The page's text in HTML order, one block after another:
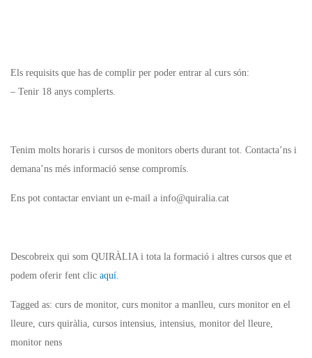
Els requisits que has de complir per poder entrar al curs són:
– Tenir 18 anys complerts.
Tenim molts horaris i cursos de monitors oberts durant tot. Contacta’ns i
demana’ns més informació sense compromís.
Ens pot contactar enviant un e-mail a info@quiralia.cat
Descobreix qui som QUIRÀLIA i tota la formació i altres cursos que et
podem oferir fent clic aquí.
Tagged as: curs de monitor, curs monitor a manlleu, curs monitor en el
lleure, curs quiràlia, cursos intensius, intensius, monitor del lleure,
monitor nens